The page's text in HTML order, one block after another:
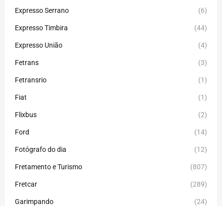
Expresso Serrano (6)
Expresso Timbira (44)
Expresso União (4)
Fetrans (3)
Fetransrio (1)
Fiat (1)
Flixbus (2)
Ford (14)
Fotógrafo do dia (12)
Fretamento e Turismo (807)
Fretcar (289)
Garimpando (24)